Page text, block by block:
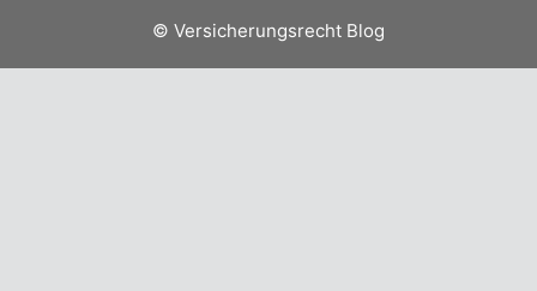
© Versicherungsrecht Blog